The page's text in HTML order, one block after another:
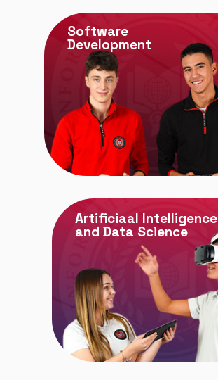
Software
Development
Artificiaal Intelligence
and Data Science